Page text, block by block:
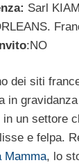
Sarl
:NO
dei siti
in
in un settore
e felpa.
Mamma, lo